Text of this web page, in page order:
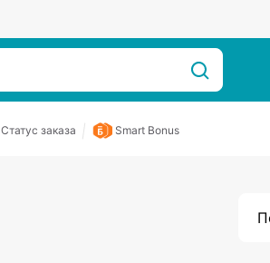
Статус заказа Smart Bonus